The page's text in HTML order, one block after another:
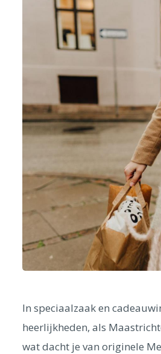
In speciaalzaak en
heerlijkheden, als
wat dacht je van originele